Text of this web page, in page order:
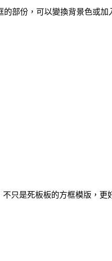
部份，可以變換背景色或加
只是死板板的方框模版，更